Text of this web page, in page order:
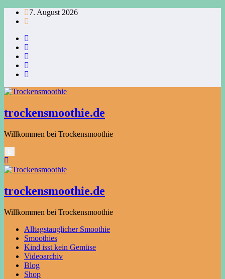
Zum
Inhalt
7. August 2026
trockensmoothie.de
Willkommen bei Trockensmoothie
trockensmoothie.de
Willkommen bei Trockensmoothie
Alltagstauglicher Smoothie
Smoothies
Kind isst kein Gemüse
Videoarchiv
Blog
Shop